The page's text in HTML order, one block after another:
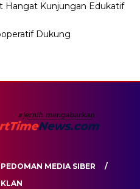
Hangat Kunjungan Edukatif
Dukung
PEDOMAN MEDIA SIBER